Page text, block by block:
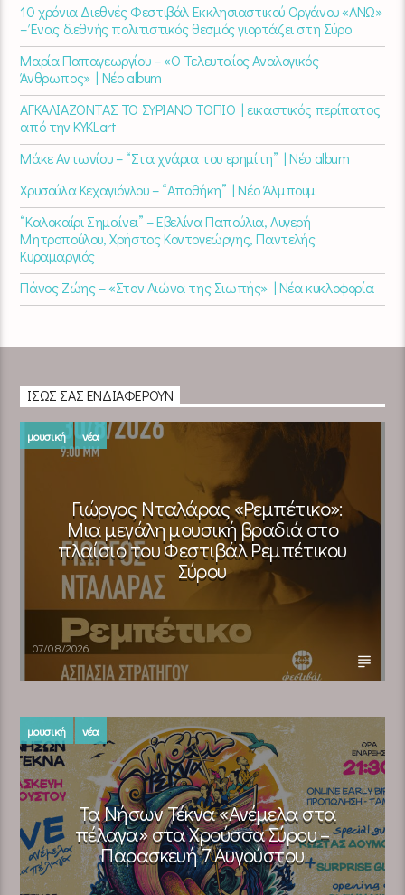
10 χρόνια Διεθνές Φεστιβάλ Εκκλησιαστικού Οργάνου «ΑΝΩ»
– Ένας διεθνής πολιτιστικός θεσμός γιορτάζει στη Σύρο​
Μαρία Παπαγεωργίου – «Ο Τελευταίος Αναλογικός
Άνθρωπος» | Νέο album
ΑΓΚΑΛΙΑΖΟΝΤΑΣ ΤΟ ΣΥΡΙΑΝΟ ΤΟΠΙΟ | εικαστικός περίπατος
από την KYKLart
Μάκε Αντωνίου – “Στα χνάρια του ερημίτη” | Νέο album
Χρυσούλα Κεχαγιόγλου – “Αποθήκη” | Νέο Άλμπουμ
“Καλοκαίρι Σημαίνει” – Εβελίνα Παπούλια, Λυγερή
Μητροπούλου, Χρήστος Κοντογεώργης, Παντελής
Κυραμαργιός
Πάνος Ζώης – «Στον Αιώνα της Σιωπής» | Νέα κυκλοφορία
ΊΣΩΣ ΣΑΣ ΕΝΔΙΑΦΈΡΟΥΝ
μουσική νέα
Γιώργος Νταλάρας «Ρεμπέτικο»:
Μια μεγάλη μουσική βραδιά στο
πλαίσιο του Φεστιβάλ Ρεμπέτικου
Σύρου
07/08/2026
μουσική νέα
Τα Νήσων Τέκνα «Ανέμελα στα
πέλαγα» στα Χρούσσα Σύρου –
Παρασκευή 7 Αυγούστου